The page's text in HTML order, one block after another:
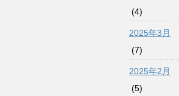
(4)
2025年3月
(7)
2025年2月
(5)